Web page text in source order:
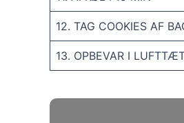
12. TAG COOKIES AF
13. OPBEVAR I